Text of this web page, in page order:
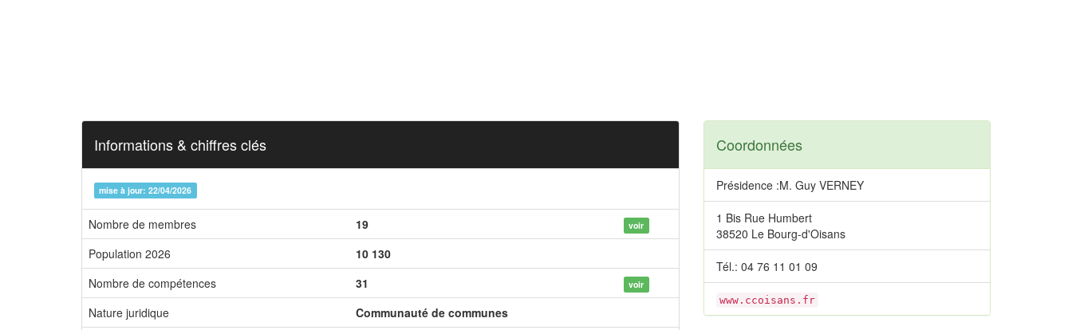
Informations & chiffres clés
mise à jour: 22/04/2026
Nombre de membres 19 voir
Population 2026
10 130
Nombre de compétences
31 voir
Nature juridique
Communauté de communes
Coordonnées
Présidence :M. Guy VERNEY
1 Bis Rue Humbert
38520 Le Bourg-d'Oisans
Tél.: 04 76 11 01 09
www.ccoisans.fr